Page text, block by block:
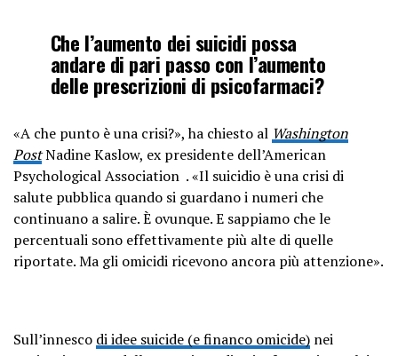
Che l’aumento dei suicidi possa
andare di pari passo con l’aumento
delle prescrizioni di psicofarmaci?
«A che punto è una crisi?», ha chiesto al Washington
PostNadine Kaslow, ex presidente dell’American
Psychological Association . «Il suicidio è una crisi di
salute pubblica quando si guardano i numeri che
continuano a salire. È ovunque. E sappiamo che le
percentuali sono effettivamente più alte di quelle
riportate. Ma gli omicidi ricevono ancora più attenzione».
Sull’innesco di idee suicide (e financo omicide) nei